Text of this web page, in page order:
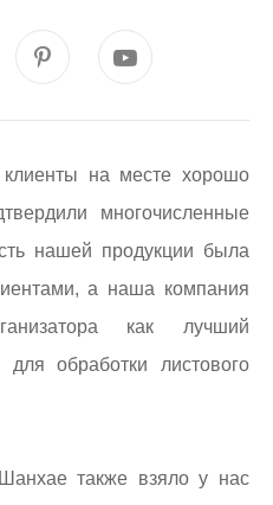
на месте хорошо
многочисленные
нашей продукции была
а наша компания
как лучший
для обработки листового
также взяло у нас